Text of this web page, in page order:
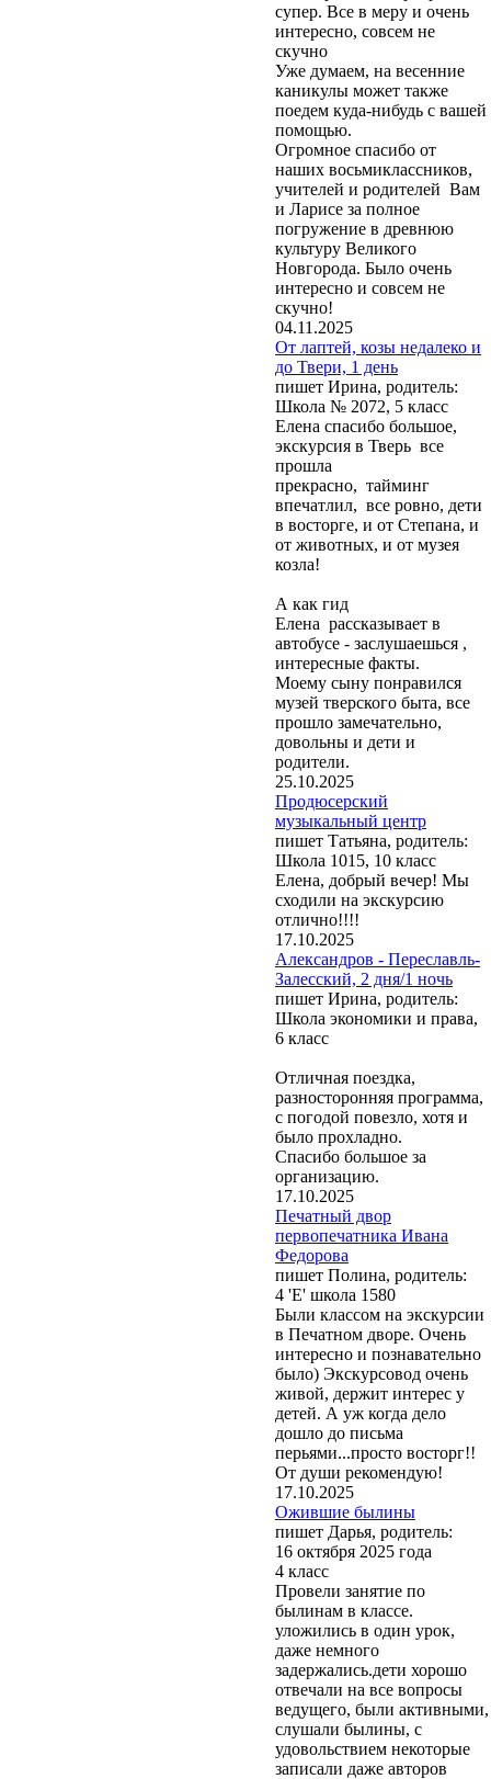
супер. Все в меру и очень
интересно, совсем не
скучно
Уже думаем, на весенние
каникулы может также
поедем куда-нибудь с вашей
помощью.
Огромное спасибо от
наших восьмиклассников,
учителей и родителей Вам
и Ларисе за полное
погружение в древнюю
культуру Великого
Новгорода. Было очень
интересно и совсем не
скучно!
04.11.2025
От лаптей, козы недалеко и
до Твери, 1 день
пишет Ирина, родитель:
Школа № 2072, 5 класс
Елена спасибо большое,
экскурсия в Тверь все
прошла
прекрасно, тайминг
впечатлил, все ровно, дети
в восторге, и от Степана, и
от животных, и от музея
козла!
А как гид
Елена рассказывает в
автобусе - заслушаешься ,
интересные факты.
Моему сыну понравился
музей тверского быта, все
прошло замечательно,
довольны и дети и
родители.
25.10.2025
Продюсерский
музыкальный центр
пишет Татьяна, родитель:
Школа 1015, 10 класс
Елена, добрый вечер! Мы
сходили на экскурсию
отлично!!!!
17.10.2025
Александров - Переславль-
Залесский, 2 дня/1 ночь
пишет Ирина, родитель:
Школа экономики и права,
6 класс
Отличная поездка,
разносторонняя программа,
с погодой повезло, хотя и
было прохладно.
Спасибо большое за
организацию.
17.10.2025
Печатный двор
первопечатника Ивана
Федорова
пишет Полина, родитель:
4 'Е' школа 1580
Были классом на экскурсии
в Печатном дворе. Очень
интересно и познавательно
было) Экскурсовод очень
живой, держит интерес у
детей. А уж когда дело
дошло до письма
перьями...просто восторг!!
От души рекомендую!
17.10.2025
Ожившие былины
пишет Дарья, родитель:
16 октября 2025 года
4 класс
Провели занятие по
былинам в классе.
уложились в один урок,
даже немного
задержались.дети хорошо
отвечали на все вопросы
ведущего, были активными,
слушали былины, с
удовольствием некоторые
записали даже авторов